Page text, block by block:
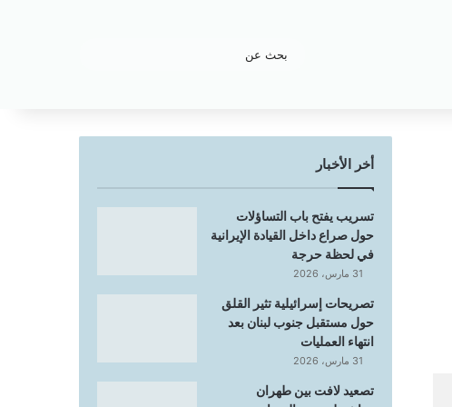
أخر الأخبار
تسريب يفتح باب التساؤلات
حول صراع داخل القيادة الإيرانية
في لحظة حرجة
31 مارس، 2026
تصريحات إسرائيلية تثير القلق
حول مستقبل جنوب لبنان بعد
انتهاء العمليات
31 مارس، 2026
تصعيد لافت بين طهران